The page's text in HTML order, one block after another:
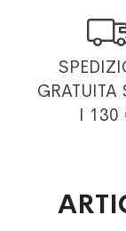
GRATUITA
I 130